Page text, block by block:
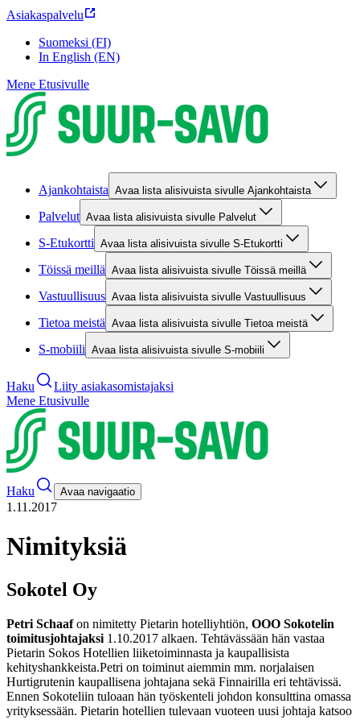
Asiakaspalvelu
Suomeksi (FI)
In English (EN)
Mene Etusivulle
Ajankohtaista Avaa lista alisivuista sivulle Ajankohtaista
Palvelut Avaa lista alisivuista sivulle Palvelut
S-Etukortti Avaa lista alisivuista sivulle S-Etukortti
Töissä meillä Avaa lista alisivuista sivulle Töissä meillä
Vastuullisuus Avaa lista alisivuista sivulle Vastuullisuus
Tietoa meistä Avaa lista alisivuista sivulle Tietoa meistä
S-mobiili Avaa lista alisivuista sivulle S-mobiili
Haku
Liity asiakasomistajaksi
Mene Etusivulle
Haku Avaa navigaatio
1.11.2017
Nimityksiä
Sokotel Oy
Petri Schaafon nimitetty Pietarin hotelliyhtiön, OOO Sokotelin
toimitusjohtajaksi 1.10.2017 alkaen. Tehtävässään hän vastaa
Pietarin Sokos Hotellien liiketoiminnasta ja kaupallisista
kehityshankkeista.Petri on toiminut aiemmin mm. norjalaisen
Hurtigrutenin kaupallisena johtajana sekä Finnairilla eri tehtävissä.
Ennen Sokoteliin tuloaan hän työskenteli johdon konsulttina omassa
yrityksessään. Pietarin hotellien tulevaan vuoteen uusi johtaja katsoo